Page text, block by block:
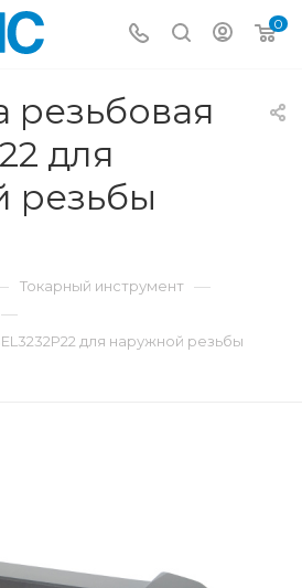
0
резьбовая
для
резьбы
Токарный инструмент —
—
для наружной резьбы